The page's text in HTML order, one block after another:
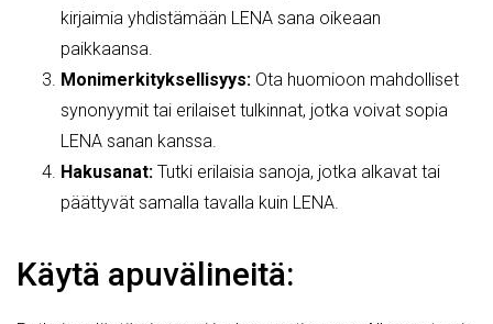
kirjaimia yhdistämään LENA sana oikeaan
paikkaansa.
Monimerkityksellisyys: Ota huomioon mahdolliset
synonyymit tai erilaiset tulkinnat, jotka voivat sopia
LENA sanan kanssa.
Hakusanat: Tutki erilaisia sanoja, jotka alkavat tai
päättyvät samalla tavalla kuin LENA.
Käytä apuvälineitä: